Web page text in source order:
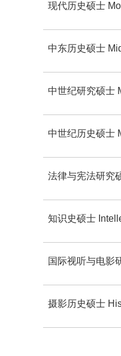
现代历史硕士
中东历史硕士
中世纪研究硕士
中世纪历史硕士
知识史硕士
摄影历史硕士